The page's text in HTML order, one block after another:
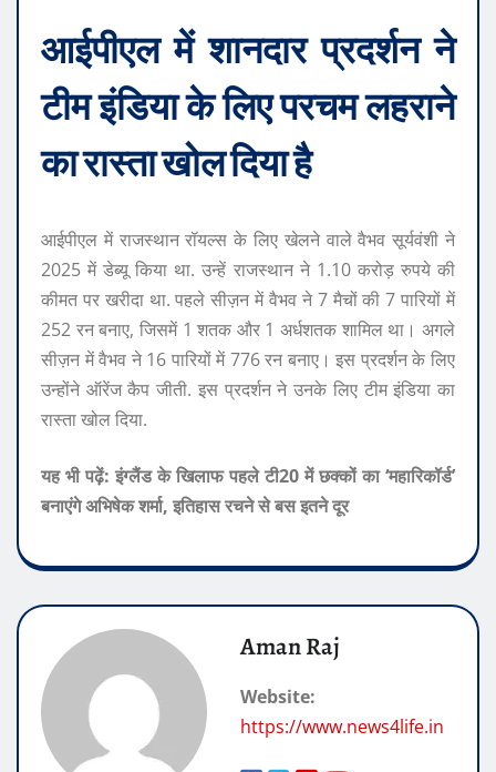
आईपीएल में शानदार प्रदर्शन ने
टीम इंडिया के लिए परचम लहराने
का रास्ता खोल दिया है
आईपीएल में राजस्थान रॉयल्स के लिए खेलने वाले वैभव सूर्यवंशी ने
2025 में डेब्यू किया था. उन्हें राजस्थान ने 1.10 करोड़ रुपये की
कीमत पर खरीदा था. पहले सीज़न में वैभव ने 7 मैचों की 7 पारियों में
252 रन बनाए, जिसमें 1 शतक और 1 अर्धशतक शामिल था। अगले
सीज़न में वैभव ने 16 पारियों में 776 रन बनाए। इस प्रदर्शन के लिए
उन्होंने ऑरेंज कैप जीती. इस प्रदर्शन ने उनके लिए टीम इंडिया का
रास्ता खोल दिया.
यह भी पढ़ें: इंग्लैंड के खिलाफ पहले टी20 में छक्कों का ‘महारिकॉर्ड’
बनाएंगे अभिषेक शर्मा, इतिहास रचने से बस इतने दूर
Aman Raj
Website:
https://www.news4life.in